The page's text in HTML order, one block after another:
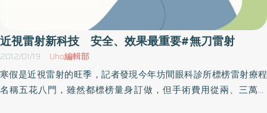
近視雷射新科技 安全、效果最重要#無刀雷射
2012/01/19 Uho編輯部
寒假是近視雷射的旺季，記者發現今年坊間眼科診所標榜雷射療程
名稱五花八門，雖然都標榜量身訂做，但手術費用從兩、三萬到